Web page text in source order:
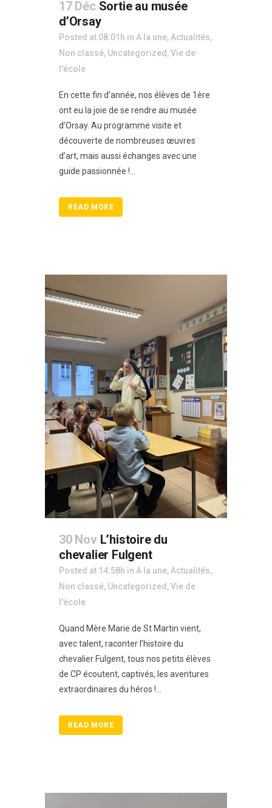
17 Déc Sortie au musée
d’Orsay
Posted at 08:01h in A la une, Actualités,
Non classé, Uncategorized,Vie de
l'école
En cette fin d’année, nos élèves de 1ère
ont eu la joie de se rendre au musée
d’Orsay. Au programme visite et
découverte de nombreuses œuvres
d’art, mais aussi échanges avec une
guide passionnée !...
READ MORE
30 Nov L’histoire du
chevalier Fulgent
Posted at 14:58h in A la une, Actualités,
Non classé, Uncategorized,Vie de
l'école
Quand Mère Marie de St Martin vient,
avec talent, raconter l’histoire du
chevalier Fulgent, tous nos petits élèves
de CP écoutent, captivés, les aventures
extraordinaires du héros !...
READ MORE